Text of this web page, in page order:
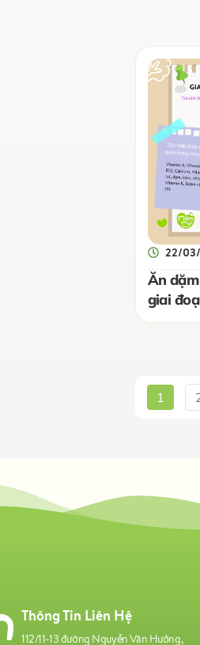
22/
Ăn
giai
1
Thông Tin Liên Hệ
112/11-13 đường Nguyễn Văn Hưởng,